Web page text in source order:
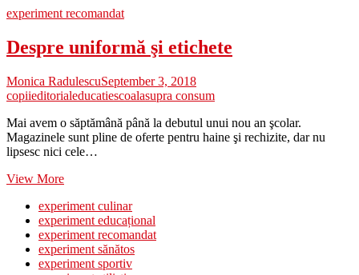
experiment recomandat
Despre uniformă şi etichete
Monica RadulescuSeptember 3, 2018
copiieditorialeducatiescoalasupra consum
Mai avem o săptămână până la debutul unui nou an şcolar.
Magazinele sunt pline de oferte pentru haine şi rechizite, dar nu
lipsesc nici cele…
View MoreDespre
şi
etichete
experiment culinar
experiment educațional
experiment recomandat
experiment sănătos
experiment sportiv